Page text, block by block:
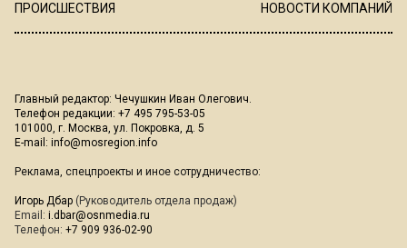
ПРОИСШЕСТВИЯ
НОВОСТИ КОМПАНИЙ
Главный редактор: Чечушкин Иван Олегович.
Телефон редакции: +7 495 795-53-05
101000, г. Москва, ул. Покровка, д. 5
E-mail: info@mosregion.info
Реклама, спецпроекты и иное сотрудничество:
Игорь Дбар (Руководитель отдела продаж)
Email: i.dbar@osnmedia.ru
Телефон: +7 909 936-02-90